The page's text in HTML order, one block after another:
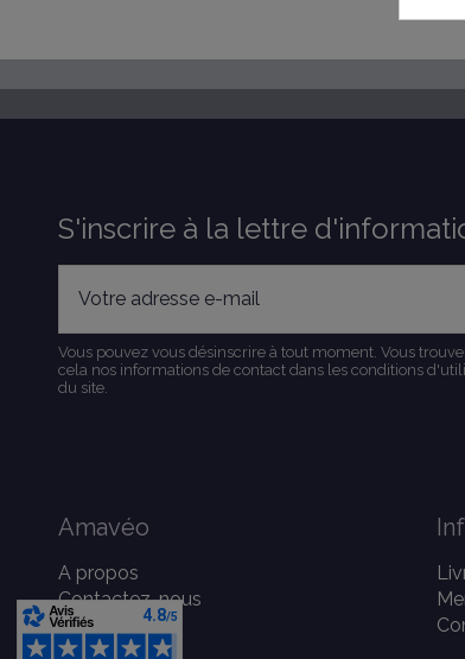
S'inscrire à la lettre
Vous pouvez vous désinscrire à tout moment. Vous
cela nos informations de contact dans les conditions
du site.
Amavéo
A propos
Contactez-nous